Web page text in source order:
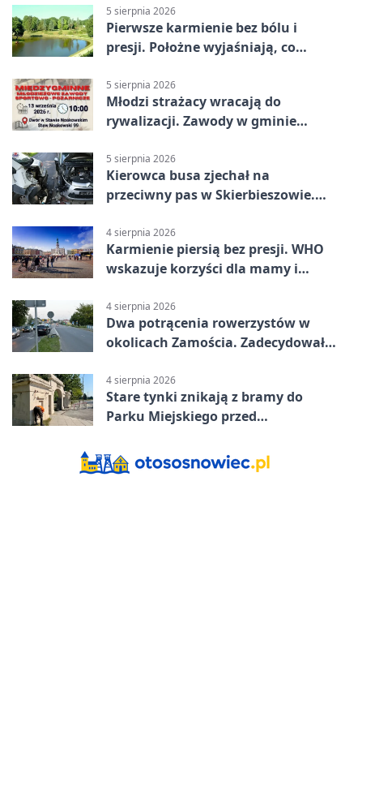
5 sierpnia 2026
Pierwsze karmienie bez bólu i
presji. Położne wyjaśniają, co
5 sierpnia 2026
Młodzi strażacy wracają do
rywalizacji. Zawody w gminie
5 sierpnia 2026
Kierowca busa zjechał na
przeciwny pas w Skierbieszowie.
4 sierpnia 2026
Karmienie piersią bez presji. WHO
wskazuje korzyści dla mamy i
4 sierpnia 2026
Dwa potrącenia rowerzystów w
okolicach Zamościa. Zadecydowało
4 sierpnia 2026
Stare tynki znikają z bramy do
Parku Miejskiego przed